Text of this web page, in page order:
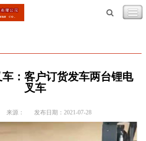
：客户订货发车两台锂电
叉车
来源： 发布日期：2021-07-28